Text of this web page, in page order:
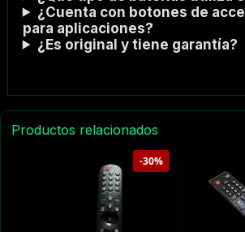
¿Cuenta con botones de
para aplicaciones?
¿Es original y tiene garantía?
Productos relacionados
-30%